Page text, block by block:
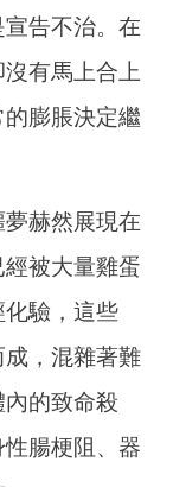
告不治。在
有馬上合上
膨脹決定繼
赫然展現在
被大量雞蛋
驗，這些
成，混雜著難
內的致命殺
腸梗阻、器